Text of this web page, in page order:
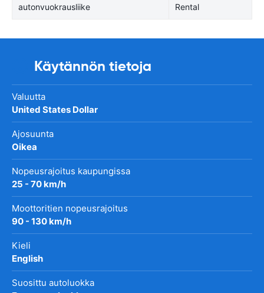
autonvuokrausliike
Rental
Käytännön tietoja
Valuutta
United States Dollar
Ajosuunta
Oikea
Nopeusrajoitus kaupungissa
25 - 70 km/h
Moottoritien nopeusrajoitus
90 - 130 km/h
Kieli
English
Suosittu autoluokka